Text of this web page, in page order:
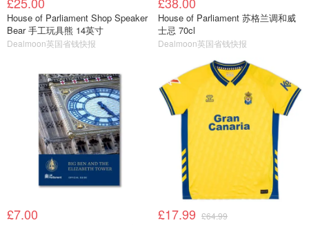
House of Parliament Shop Speaker
Bear 手工玩具熊 14英寸
Dealmoon英国省钱快报
House of Parliament 苏格兰调和威
士忌 70cl
Dealmoon英国省钱快报
£7.00 £17.99 £64.99